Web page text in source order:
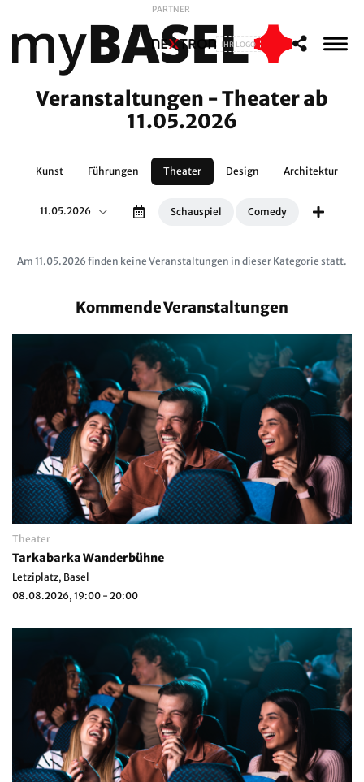
PARTNER
IHR LOGO
Veranstaltungen - Theater ab
11.05.2026
Kunst Führungen Theater Design Architektur
11.05.2026 Schauspiel Comedy
Am 11.05.2026 finden keine Veranstaltungen in dieser Kategorie statt.
Kommende Veranstaltungen
Theater
Tarkabarka Wanderbühne
Letziplatz, Basel
08.08.2026, 19:00 - 20:00